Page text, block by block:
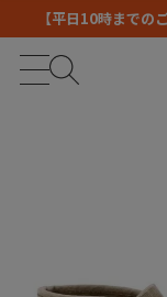
【平日10時までの